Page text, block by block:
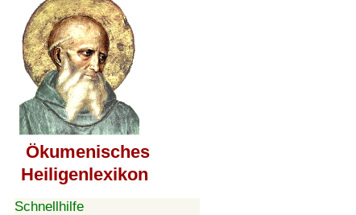
Ökumenisches
Heiligenlexikon
Schnellhilfe